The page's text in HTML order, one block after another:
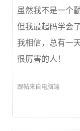
虽然我不是一个
但我最起码学会
我相信，总有一
很厉害的人！
跟帖来自电脑端